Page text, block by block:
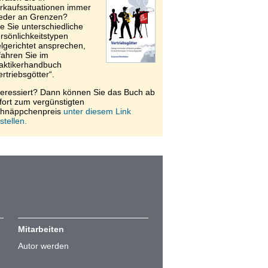
immer
an Grenzen?
Sie unterschiedliche
ansprechen,
Sie im
Dann können Sie das Buch ab
zum vergünstigten
unter diesem Link
Mitarbeiten
Autor werden